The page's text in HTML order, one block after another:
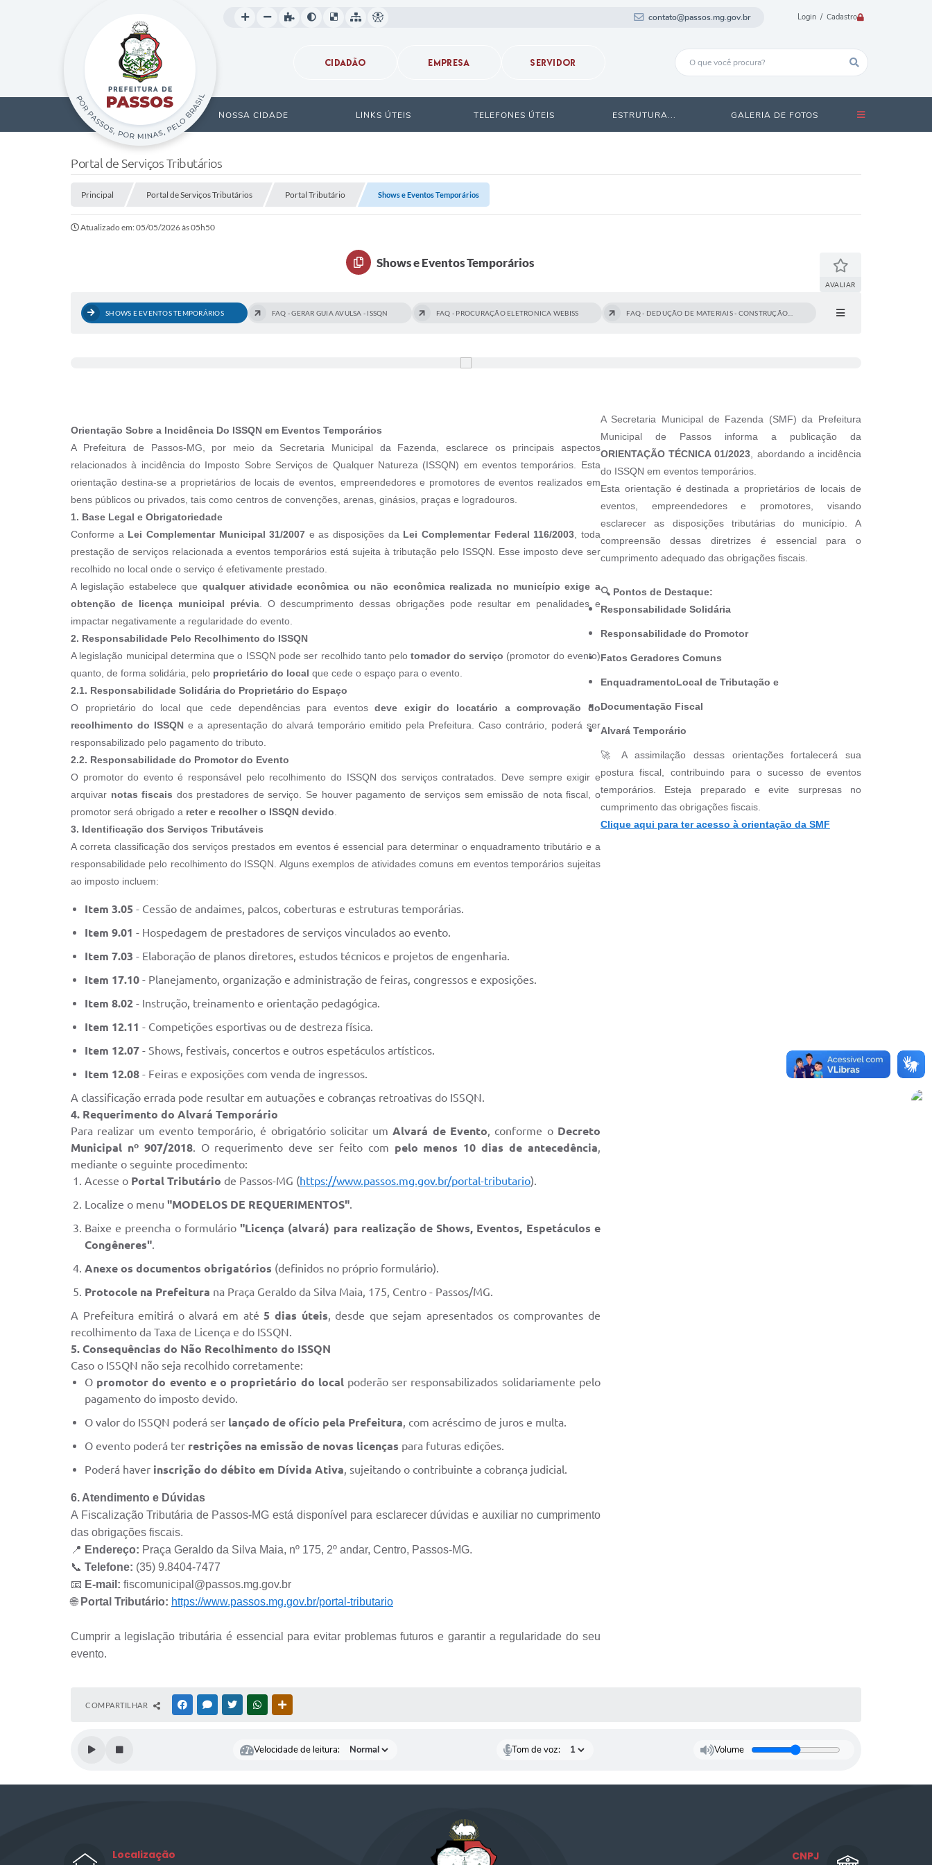
Login / Cadastro
contato@passos.mg.gov.br
CIDADÃO EMPRESA SERVIDOR
NOSSA CIDADE LINKS ÚTEIS TELEFONES ÚTEIS ESTRUTURA... GALERIA DE FOTOS
Portal de Serviços Tributários
Principal Portal de Serviços Tributários Portal Tributário Shows e Eventos Temporários
Atualizado em: 05/05/2026 às 05h50
Shows e Eventos Temporários
AVALIAR
SHOWS E EVENTOS TEMPORÁRIOS FAQ - GERAR GUIA AVULSA - ISSQN FAQ - PROCURAÇÃO ELETRONICA WEBISS FAQ - DEDUÇÃO DE MATERIAIS - CONSTRUÇÃO...
Orientação Sobre a Incidência Do ISSQN em Eventos Temporários
A Prefeitura de Passos-MG, por meio da Secretaria Municipal da Fazenda, esclarece os principais aspectos
relacionados à incidência do Imposto Sobre Serviços de Qualquer Natureza (ISSQN) em eventos temporários. Esta
orientação destina-se a proprietários de locais de eventos, empreendedores e promotores de eventos realizados em
bens públicos ou privados, tais como centros de convenções, arenas, ginásios, praças e logradouros.
1. Base Legal e Obrigatoriedade
Conforme a Lei Complementar Municipal 31/2007 e as disposições da Lei Complementar Federal 116/2003 , toda
prestação de serviços relacionada a eventos temporários está sujeita à tributação pelo ISSQN. Esse imposto deve ser
recolhido no local onde o serviço é efetivamente prestado.
A legislação estabelece que qualquer atividade econômica ou não econômica realizada no município exige a
obtenção de licença municipal prévia. O descumprimento dessas obrigações pode resultar em penalidades e
impactar negativamente a regularidade do evento.
2. Responsabilidade Pelo Recolhimento do ISSQN
A legislação municipal determina que o ISSQN pode ser recolhido tanto pelotomador do serviço (promotor do evento)
quanto, de forma solidária, pelo proprietário do local que cede o espaço para o evento.
2.1. Responsabilidade Solidária do Proprietário do Espaço
O proprietário do local que cede dependências para eventosdeve exigir do locatário a comprovação do
recolhimento do ISSQNe a apresentação do alvará temporário emitido pela Prefeitura. Caso contrário, poderá ser
responsabilizado pelo pagamento do tributo.
2.2. Responsabilidade do Promotor do Evento
O promotor do evento é responsável pelo recolhimento do ISSQN dos serviços contratados. Deve sempre exigir e
arquivar notas fiscais dos prestadores de serviço. Se houver pagamento de serviços sem emissão de nota fiscal, o
promotor será obrigado a reter e recolher o ISSQN devido
3. Identificação dos Serviços Tributáveis
A correta classificação dos serviços prestados em eventos é essencial para determinar o enquadramento tributário e a
responsabilidade pelo recolhimento do ISSQN. Alguns exemplos de atividades comuns em eventos temporários sujeitas
ao imposto incluem:
Item 3.05 - Cessão de andaimes, palcos, coberturas e estruturas temporárias.
Item 9.01 - Hospedagem de prestadores de serviços vinculados ao evento.
Item 7.03 - Elaboração de planos diretores, estudos técnicos e projetos de engenharia.
Item 17.10 - Planejamento, organização e administração de feiras, congressos e exposições.
Item 8.02 - Instrução, treinamento e orientação pedagógica.
Item 12.11 - Competições esportivas ou de destreza física.
Item 12.07 - Shows, festivais, concertos e outros espetáculos artísticos.
Item 12.08 - Feiras e exposições com venda de ingressos.
A classificação errada pode resultar em autuações e cobranças retroativas do ISSQN.
4. Requerimento do Alvará Temporário
Para realizar um evento temporário, é obrigatório solicitar umAlvará de Evento, conforme o Decreto
Municipal nº 907/2018. O requerimento deve ser feito com pelo menos 10 dias de antecedência,
mediante o seguinte procedimento:
Acesse o Portal Tributário de Passos-MG (https://www.passos.mg.gov.br/portal-tributario).
Localize o menu "MODELOS DE REQUERIMENTOS".
Baixe e preencha o formulário"Licença (alvará) para realização de Shows, Eventos, Espetáculos e
Congêneres".
Anexe os documentos obrigatórios (definidos no próprio formulário).
Protocole na Prefeitura na Praça Geraldo da Silva Maia, 175, Centro - Passos/MG.
A Prefeitura emitirá o alvará em até5 dias úteis, desde que sejam apresentados os comprovantes de
recolhimento da Taxa de Licença e do ISSQN.
5. Consequências do Não Recolhimento do ISSQN
Caso o ISSQN não seja recolhido corretamente:
O promotor do evento e o proprietário do localpoderão ser responsabilizados solidariamente pelo
pagamento do imposto devido.
O valor do ISSQN poderá ser lançado de ofício pela Prefeitura, com acréscimo de juros e multa.
O evento poderá ter restrições na emissão de novas licenças para futuras edições.
Poderá haver inscrição do débito em Dívida Ativa, sujeitando o contribuinte a cobrança judicial.
6. Atendimento e Dúvidas
A Fiscalização Tributária de Passos-MG está disponível para esclarecer dúvidas e auxiliar no cumprimento
das obrigações fiscais.
📍 Endereço: Praça Geraldo da Silva Maia, nº 175, 2º andar, Centro, Passos-MG.
📞 Telefone: (35) 9.8404-7477
📧 E-mail: fiscomunicipal@passos.mg.gov.br
🌐 Portal Tributário: https://www.passos.mg.gov.br/portal-tributario
Cumprir a legislação tributária é essencial para evitar problemas futuros e garantir a regularidade do seu
evento.
A Secretaria Municipal de Fazenda (SMF) da Prefeitura
Municipal de Passos informa a publicação da
ORIENTAÇÃO TÉCNICA 01/2023 , abordando a incidência
do ISSQN em eventos temporários.
Esta orientação é destinada a proprietários de locais de
eventos, empreendedores e promotores, visando
esclarecer as disposições tributárias do município. A
compreensão dessas diretrizes é essencial para o
cumprimento adequado das obrigações fiscais.
🔍 Pontos de Destaque:
Responsabilidade Solidária
Responsabilidade do Promotor
Fatos Geradores Comuns
EnquadramentoLocal de Tributação e
Documentação Fiscal
Alvará Temporário
🚀 A assimilação dessas orientações fortalecerá sua
postura fiscal, contribuindo para o sucesso de eventos
temporários. Esteja preparado e evite surpresas no
cumprimento das obrigações fiscais.
Clique aqui para ter acesso à orientação da SMF
COMPARTILHAR FACEBOOKMESSENGER
TWITTERWHATSAPP
Velocidade de leitura: Tom de voz: Volume
Localização CNPJ